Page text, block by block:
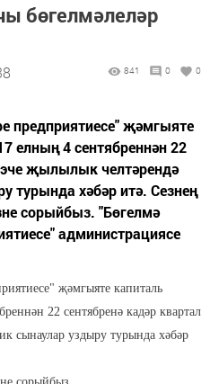
бөгелмәлеләр
841 0 0
предприятиесе" җәмгыяте
елның 4 сентябреннән 22
эче җылылык челтәрендә
турында хәбәр итә. Сезнең
сорыйбыз. "Бөгелмә
администрациясе
җәмгыяте капиталь
22 сентябренә кадәр квартал
сынаулар уздыру турында хәбәр